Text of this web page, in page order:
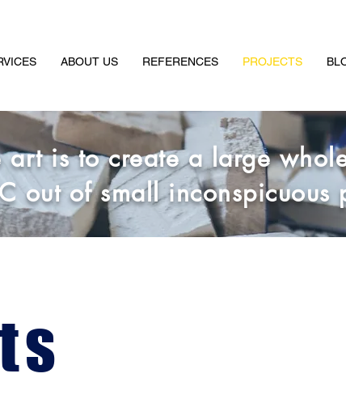
ABOUT US REFERENCES PROJECTS
art is to create a large
out of small inconspicuous